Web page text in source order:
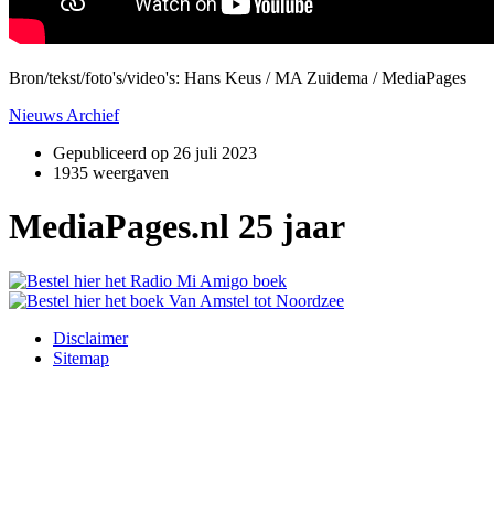
Bron/tekst/foto's/video's: Hans Keus / MA Zuidema / MediaPages
Nieuws Archief
Gepubliceerd op 26 juli 2023
1935 weergaven
MediaPages.nl 25 jaar
Disclaimer
Sitemap